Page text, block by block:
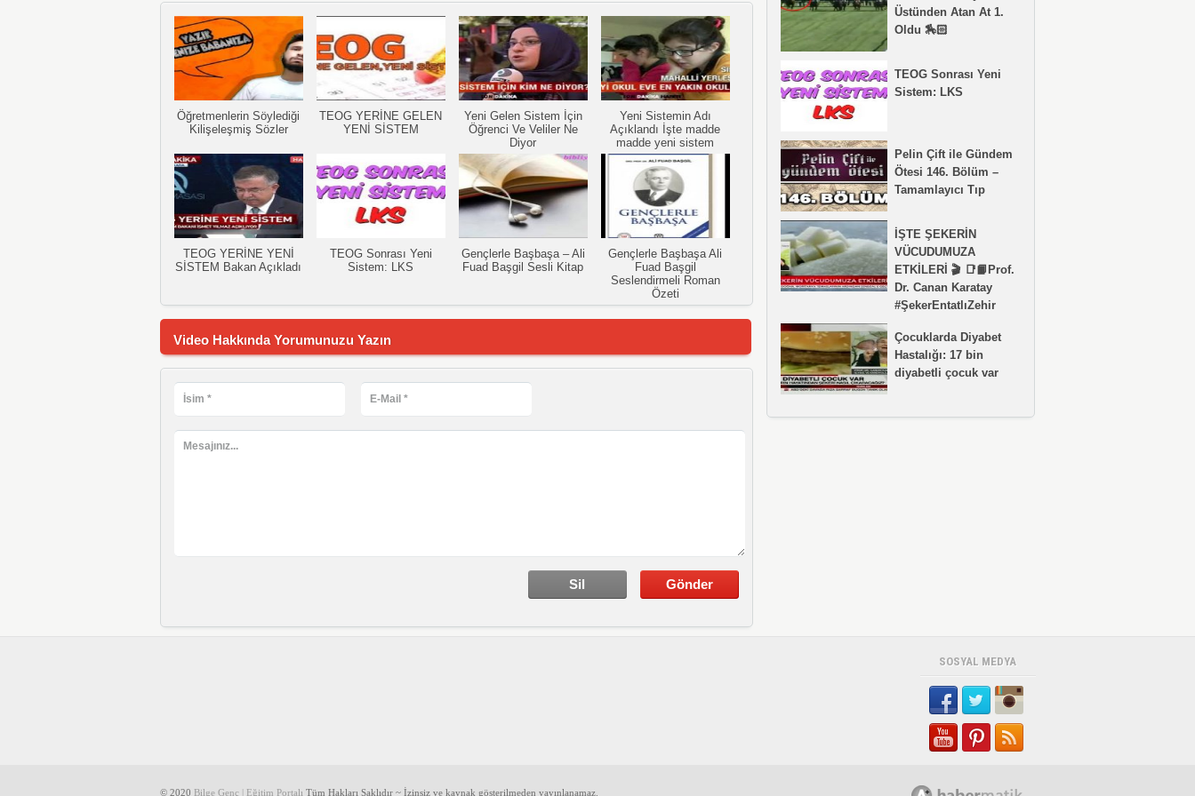
Öğretmenlerin Söylediği
Kilişeleşmiş Sözler
TEOG YERİNE GELEN
YENİ SİSTEM
Yeni Gelen Sistem İçin
Öğrenci Ve Veliler Ne
Diyor
Yeni Sistemin Adı
Açıklandı İşte madde
madde yeni sistem
TEOG YERİNE YENİ
SİSTEM Bakan Açıkladı
TEOG Sonrası Yeni
Sistem: LKS
Gençlerle Başbaşa – Ali
Fuad Başgil Sesli Kitap
Gençlerle Başbaşa Ali
Fuad Başgil
Seslendirmeli Roman
Özeti
Video Hakkında Yorumunuzu Yazın
Üstünden Atan At 1.
Oldu 🏇🏻
TEOG Sonrası Yeni
Sistem: LKS
Pelin Çift ile Gündem
Ötesi 146. Bölüm –
Tamamlayıcı Tıp
İŞTE ŞEKERİN
VÜCUDUMUZA
ETKİLERİ 🎬 📑📙Prof.
Dr. Canan Karatay
#ŞekerEntatlıZehir
Çocuklarda Diyabet
Hastalığı: 17 bin
diyabetli çocuk var
SOSYAL MEDYA
© 2020 Bilge Genç | Eğitim Portalı Tüm Hakları Saklıdır ~ İzinsiz ve kaynak gösterilmeden yayınlanamaz.